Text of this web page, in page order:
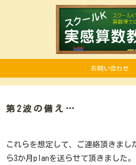
お問い合わせ
第2波の備え…
これらを想定して、ご連絡頂きまし
ら3か月planを送らせて頂きました。